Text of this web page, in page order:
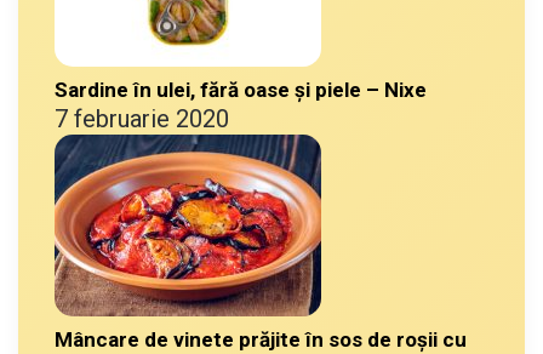
Sardine în ulei, fără oase și piele – Nixe
7 februarie 2020
Mâncare de vinete prăjite în sos de roșii cu